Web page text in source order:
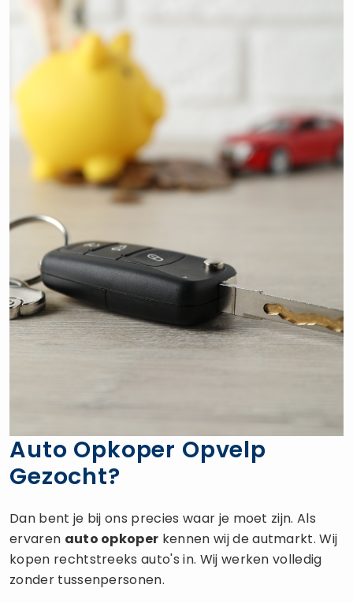
Auto Opkoper Opvelp
Gezocht?
Dan bent je bij ons precies waar je moet zijn. Als
ervaren auto opkoper kennen wij de autmarkt. Wij
kopen rechtstreeks auto's in. Wij werken volledig
zonder tussenpersonen.